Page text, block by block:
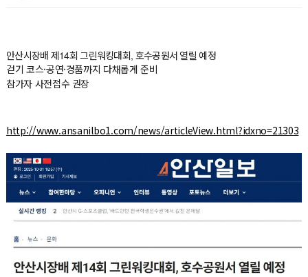
안산시장배 제14회 그린워킹대회, 호수공원서 열릴 예정
걷기 코스·공연·경품까지 다채롭게 준비
참가자 사전접수 권장
http://www.ansanilbo1.com/news/articleView.html?idxno=21303